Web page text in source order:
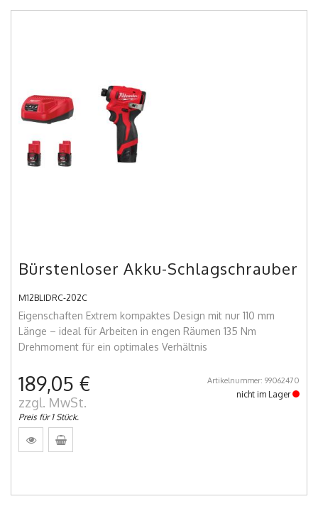
Bürstenloser Akku-Schlagschrauber
M12BLIDRC-202C
Eigenschaften Extrem kompaktes Design mit nur 110 mm
Länge – ideal für Arbeiten in engen Räumen 135 Nm
Drehmoment für ein optimales Verhältnis
189,05 €
zzgl. MwSt.
Preis für 1 Stück.
Artikelnummer: 99062470
nicht im Lager